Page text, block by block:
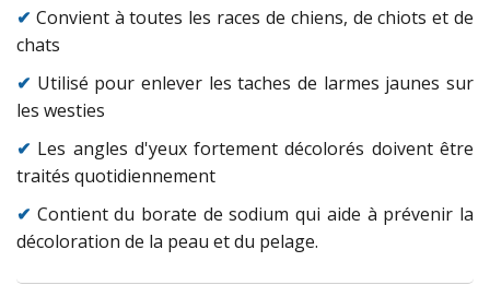
✔ Convient à toutes les races de chiens, de chiots et de
chats
✔ Utilisé pour enlever les taches de larmes jaunes sur
les westies
✔ Les angles d'yeux fortement décolorés doivent être
traités quotidiennement
✔ Contient du borate de sodium qui aide à prévenir la
décoloration de la peau et du pelage.